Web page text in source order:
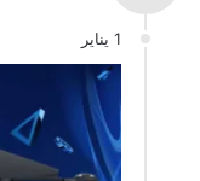
1 يناير